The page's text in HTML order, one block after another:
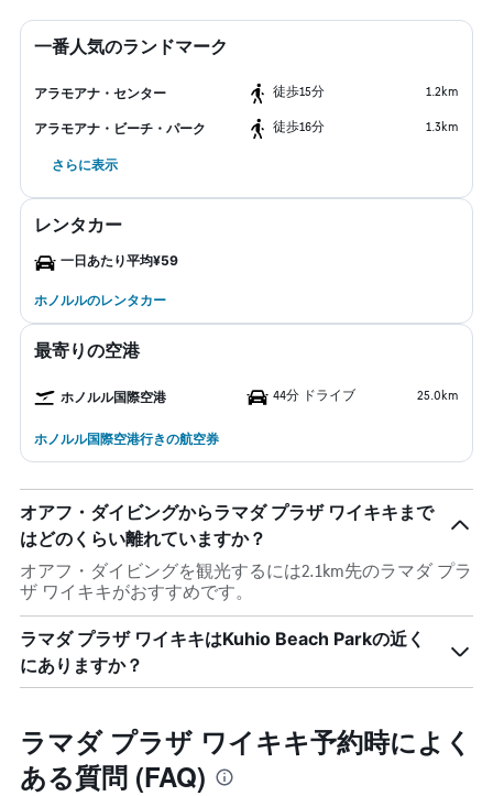
一番人気のランドマーク
アラモアナ・センター ​徒歩15分 1.2km
アラモアナ・ビーチ・パーク ​徒歩16分 1.3km
さらに表示
レンタカー
一日あたり平均¥59
ホノルルのレンタカー
最寄りの空港
ホノルル国際空港 44分 ドライブ 25.0km
ホノルル国際空港行きの航空券
オアフ・ダイビングからラマダ プラザ ワイキキまで
はどのくらい離れていますか？
オアフ・ダイビングを観光するには2.1km先のラマダ プラ
ザ ワイキキがおすすめです。
ラマダ プラザ ワイキキはKuhio Beach Parkの近く
にありますか？
ラマダ プラザ ワイキキ予約時によく
ある質問 (FAQ)